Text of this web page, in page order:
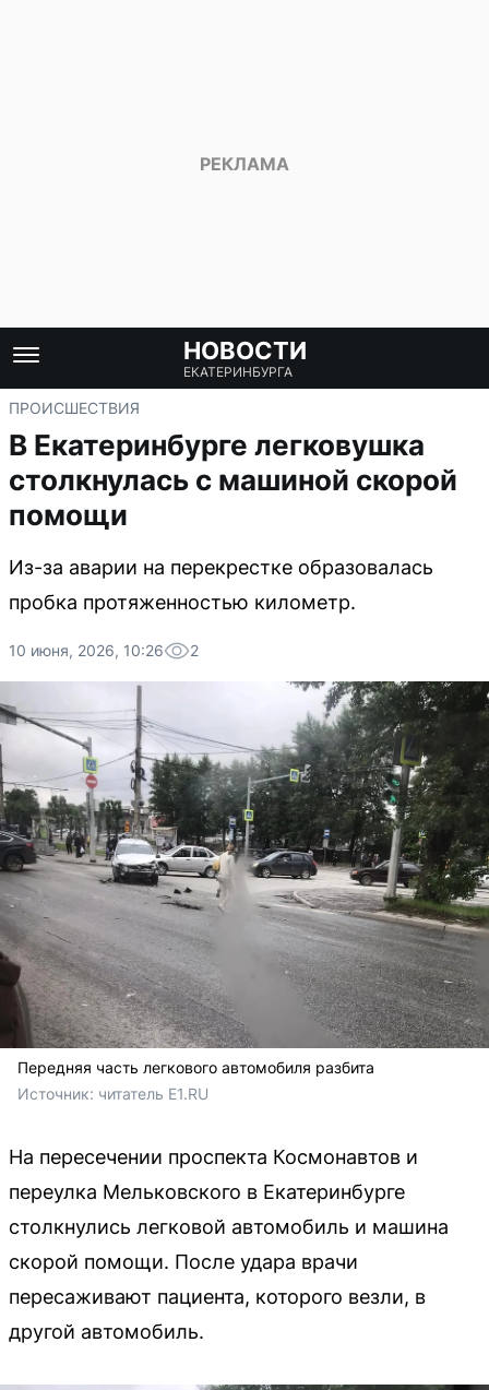
НОВОСТИ
ЕКАТЕРИНБУРГА
ПРОИСШЕСТВИЯ
В Екатеринбурге легковушка
столкнулась с машиной скорой
помощи
Из-за аварии на перекрестке образовалась
пробка протяженностью километр.
10 июня, 2026, 10:26 2
Передняя часть легкового автомобиля разбита
Источник: читатель E1.RU
На пересечении проспекта Космонавтов и
переулка Мельковского в Екатеринбурге
столкнулись легковой автомобиль и машина
скорой помощи. После удара врачи
пересаживают пациента, которого везли, в
другой автомобиль.